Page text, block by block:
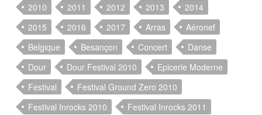
2010 2011 2012 2013
2014
2015
2016 2017 Arras
Aéronef
Belgique
Besançon Concert
Danse
Dour
Dour Festival 2010
Epicerie Moderne
Festival
Festival Ground Zero 2010
Festival Inrocks 2010
Festival Inrocks 2011